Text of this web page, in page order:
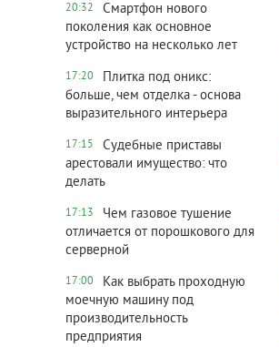
20:32
Смартфон нового
поколения как основное
устройство на несколько лет
17:20
Плитка под оникс:
больше, чем отделка - основа
выразительного интерьера
17:15
Судебные приставы
арестовали имущество: что
делать
17:13
Чем газовое тушение
отличается от порошкового для
серверной
17:00
Как выбрать проходную
моечную машину под
производительность
предприятия